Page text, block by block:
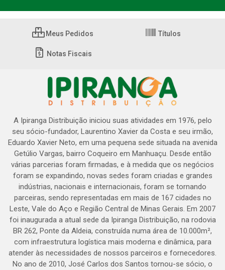
Meus Pedidos Títulos
Notas Fiscais
A Ipiranga Distribuição iniciou suas atividades em 1976, pelo
seu sócio-fundador, Laurentino Xavier da Costa e seu irmão,
Eduardo Xavier Neto, em uma pequena sede situada na avenida
Getúlio Vargas, bairro Coqueiro em Manhuaçu. Desde então
várias parcerias foram firmadas, e à medida que os negócios
foram se expandindo, novas sedes foram criadas e grandes
indústrias, nacionais e internacionais, foram se tornando
parceiras, sendo representadas em mais de 167 cidades no
Leste, Vale do Aço e Região Central de Minas Gerais. Em 2007
foi inaugurada a atual sede da Ipiranga Distribuição, na rodovia
BR 262, Ponte da Aldeia, construída numa área de 10.000m²,
com infraestrutura logística mais moderna e dinâmica, para
atender às necessidades de nossos parceiros e fornecedores.
No ano de 2010, José Carlos dos Santos tornou-se sócio, o